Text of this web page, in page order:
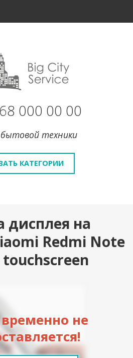
000 00 00
техники
КАТЕГОРИИ
дисплея на
Redmi Note
touchscreen
временно не